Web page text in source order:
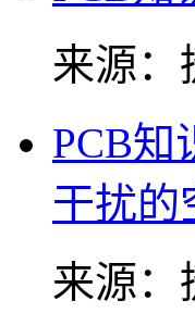
来源：
PCB知
干扰的
来源：